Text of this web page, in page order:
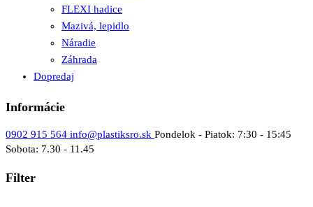
FLEXI hadice
Mazivá, lepidlo
Náradie
Záhrada
Dopredaj
Informácie
0902 915 564 info@plastiksro.sk Pondelok - Piatok: 7:30 - 15:45
Sobota: 7.30 - 11.45
Filter